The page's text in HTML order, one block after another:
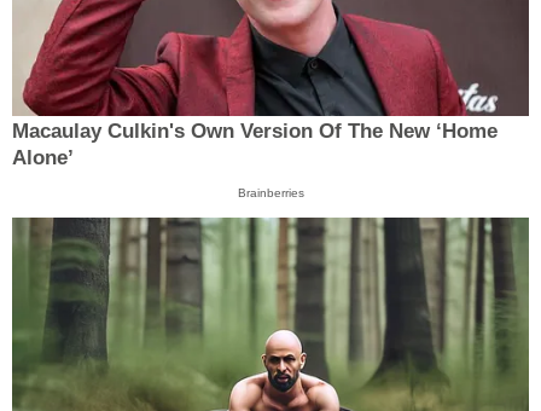
Macaulay Culkin's Own Version Of The New ‘Home
Alone’
Brainberries